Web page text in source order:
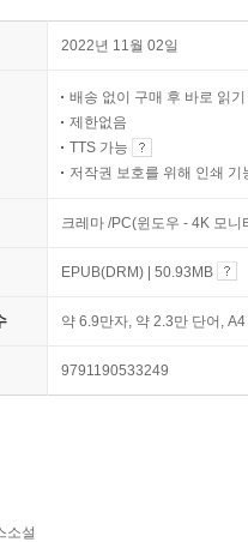
2022년 11월 02일
배송 없이 구매 후 바로 읽기
제한없음
TTS 가능
저작권 보호를 위해 인쇄 기
크레마 /PC(윈도우 - 4K 모
EPUB(DRM) | 50.93MB
약 6.9만자, 약 2.3만 단어,
9791190533249
소설